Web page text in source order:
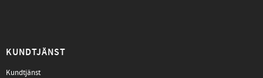
KUNDTJÄNST
Kundtjänst